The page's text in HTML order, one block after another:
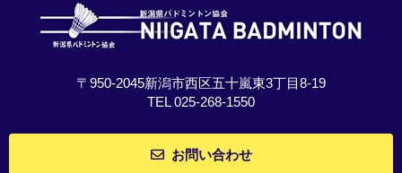
〒950-2045新潟市西区五十嵐東3丁目8-19
TEL 025-268-1550
お問い合わせ